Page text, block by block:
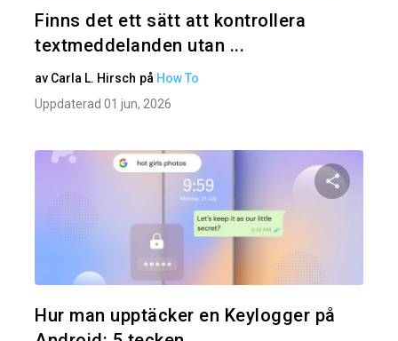
Finns det ett sätt att kontrollera
textmeddelanden utan ...
av Carla L. Hirsch på How To
Uppdaterad 01 jun, 2026
Hur man upptäcker en Keylogger på